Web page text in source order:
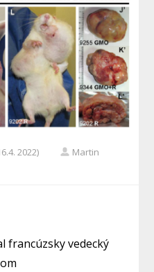
2022)
Martin
francúzsky vedecký